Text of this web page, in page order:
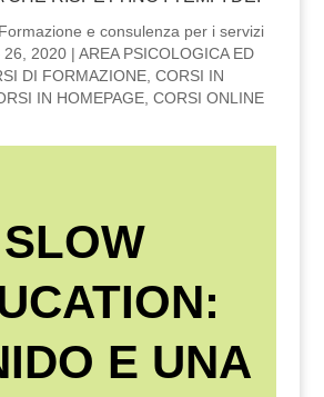
e consulenza per i servizi
26, 2020| AREA PSICOLOGICA ED
DI FORMAZIONE, CORSI IN
IN HOMEPAGE, CORSI ONLINE
SLOW
E UNA